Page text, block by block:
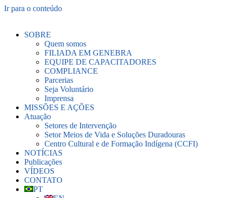
Ir para o conteúdo
SOBRE
Quem somos
FILIADA EM GENEBRA
EQUIPE DE CAPACITADORES
COMPLIANCE
Parcerias
Seja Voluntário
Imprensa
MISSÕES E AÇÕES
Atuação
Setores de Intervenção
Setor Meios de Vida e Soluções Duradouras
Centro Cultural e de Formação Indígena (CCFI)
NOTÍCIAS
Publicações
VÍDEOS
CONTATO
PT